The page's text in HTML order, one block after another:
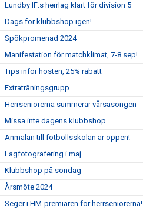
Lundby IF:s herrlag klart för division 5
Dags för klubbshop igen!
Spökpromenad 2024
Manifestation för matchklimat, 7-8 sep!
Tips inför hösten, 25% rabatt
Extraträningsgrupp
Herrseniorerna summerar vårsäsongen
Missa inte dagens klubbshop
Anmälan till fotbollsskolan är öppen!
Lagfotografering i maj
Klubbshop på söndag
Årsmöte 2024
Seger i HM-premiären för herrseniorerna!